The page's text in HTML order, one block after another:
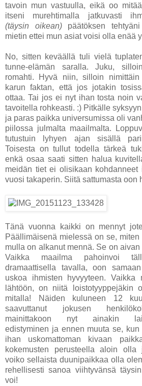
tavoin mun vastuulla, eikä oo
itseni murehtimalla jatkuvasti
(täysin oikean)päätöksen
mietin ettei mun asiat voisi olla enää
No, sitten keväällä tuli vielä
tunne-elämän saralla. Juku,
romahti. Hyvä niin, silloin
karun faktan, että jos jotakin
ottaa. Tai jos ei nyt ihan tosta noin
tavoitella rohkeasti. :) Pitkälle
ja paras paikka universumissa oli
piilossa julmalta maailmalta.
tutustuin lyhyen ajan sisällä
Toisesta on tullut todella tärkeä
enkä osaa saati sitten halua
meidän tiet ei olisikaan kohdanneet
vuosi takaperin. Siitä sattumasta oon
Tänä vuonna kaikki on mennyt
Päällimäisenä mielessä on se,
mulla on alkanut mennä. Se on
Vaikka maailma pahoinvoi
dramaattisella tavalla, oon
uskoa ihmisten hyvyyteen. Vaikka
lähtöön, on niitä loistotyyppejäkin
mitalla! Näiden kuluneen 12
saavuttanut jokusen
mainittakoon nyt ainakin
edistyminen ja ennen muuta se,
ihan uskomattoman kivaan
kokemusten perusteella aloin olla
voiko sellaista duunipaikkaa olla
rehellisesti sanoa viihtyvänsä
voi!